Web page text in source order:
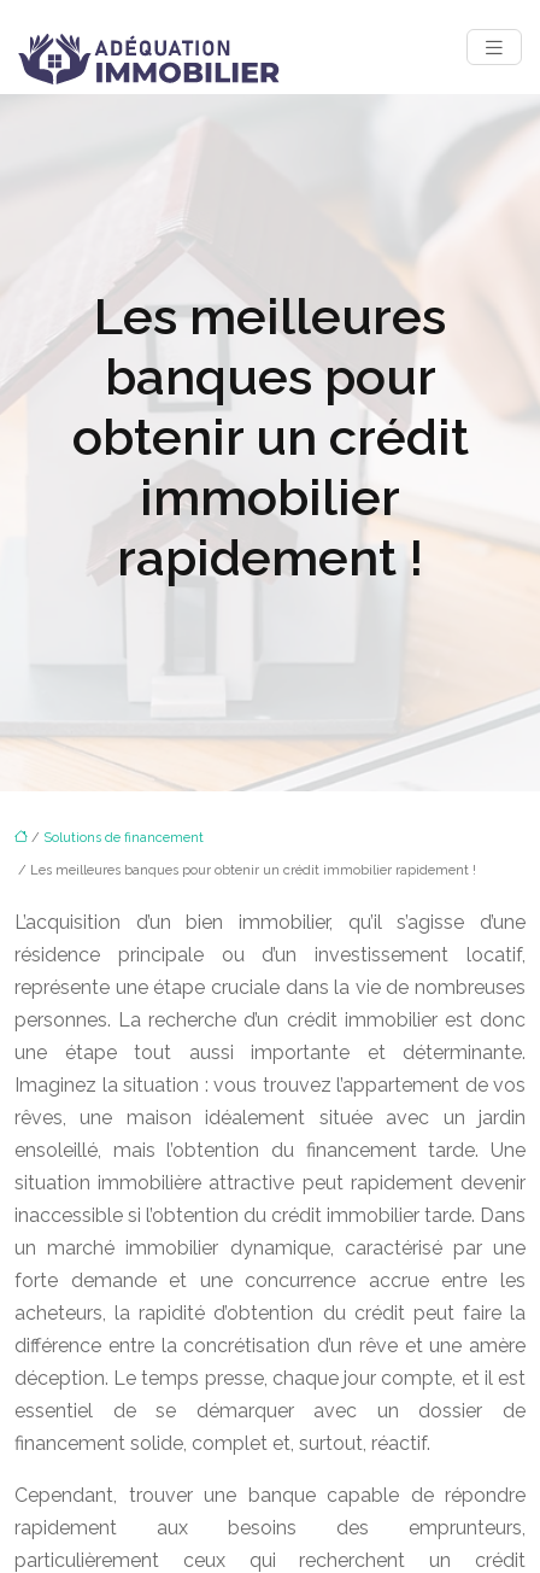
Les meilleures
banques pour
obtenir un crédit
immobilier
rapidement !
/ Solutions de financement
/ Les meilleures banques pour obtenir un crédit immobilier rapidement !
L’acquisition d’un bien immobilier, qu’il s’agisse d’une
résidence principale ou d’un investissement locatif,
représente une étape cruciale dans la vie de nombreuses
personnes. La recherche d’un crédit immobilier est donc
une étape tout aussi importante et déterminante.
Imaginez la situation : vous trouvez l’appartement de vos
rêves, une maison idéalement située avec un jardin
ensoleillé, mais l’obtention du financement tarde. Une
situation immobilière attractive peut rapidement devenir
inaccessible si l’obtention du crédit immobilier tarde. Dans
un marché immobilier dynamique, caractérisé par une
forte demande et une concurrence accrue entre les
acheteurs, la rapidité d’obtention du crédit peut faire la
différence entre la concrétisation d’un rêve et une amère
déception. Le temps presse, chaque jour compte, et il est
essentiel de se démarquer avec un dossier de
financement solide, complet et, surtout, réactif.
Cependant, trouver une banque capable de répondre
rapidement aux besoins des emprunteurs,
particulièrement ceux qui recherchent un crédit